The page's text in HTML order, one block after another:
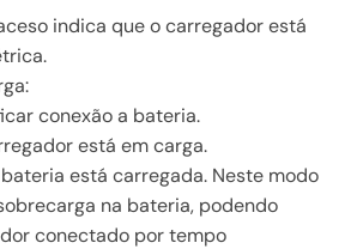
indica que o carregador está
conexão a bateria.
está em carga.
bateria está carregada. Neste modo
na bateria, podendo
conectado por tempo